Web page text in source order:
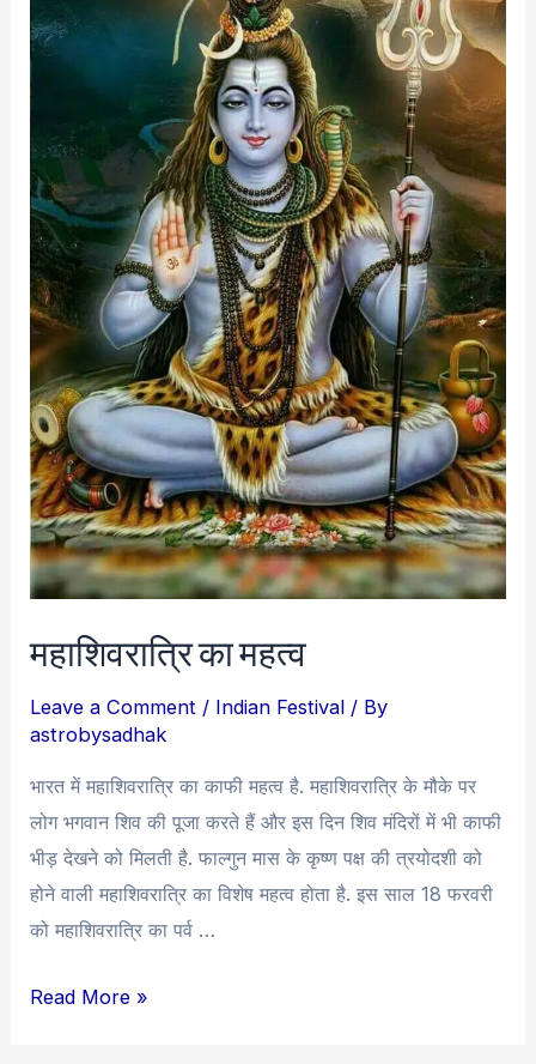
महाशिवरात्रि का महत्व
Leave a Comment / Indian Festival / By
astrobysadhak
भारत में महाशिवरात्रि का काफी महत्व है. महाशिवरात्रि के मौके पर
लोग भगवान शिव की पूजा करते हैं और इस दिन शिव मंदिरों में भी काफी
भीड़ देखने को मिलती है. फाल्गुन मास के कृष्ण पक्ष की त्रयोदशी को
होने वाली महाशिवरात्रि का विशेष महत्व होता है. इस साल 18 फरवरी
को महाशिवरात्रि का पर्व …
महाशिवरात्रि
Read More »